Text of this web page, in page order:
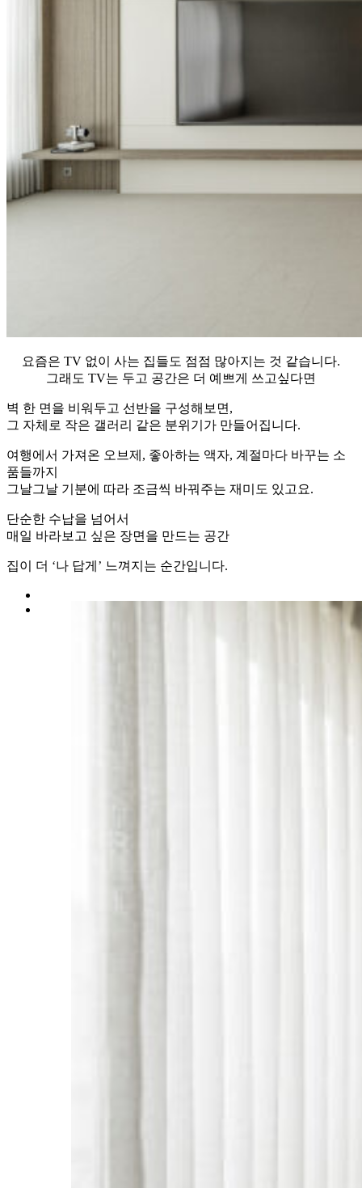
요즘은 TV 없이 사는 집들도 점점 많아지는 것 같습니다.
그래도 TV는 두고 공간은 더 예쁘게 쓰고싶다면
벽 한 면을 비워두고 선반을 구성해보면,
그 자체로 작은 갤러리 같은 분위기가 만들어집니다.
여행에서 가져온 오브제, 좋아하는 액자, 계절마다 바꾸는 소
품들까지
그날그날 기분에 따라 조금씩 바꿔주는 재미도 있고요.
단순한 수납을 넘어서
매일 바라보고 싶은 장면을 만드는 공간
집이 더 ‘나 답게’ 느껴지는 순간입니다.